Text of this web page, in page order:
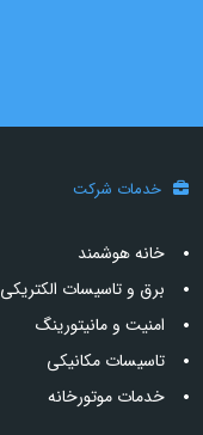
خدمات شرکت
خانه هوشمند
برق و تاسیسات الکتریکی
امنیت و مانیتورینگ
تاسیسات مکانیکی
خدمات موتورخانه